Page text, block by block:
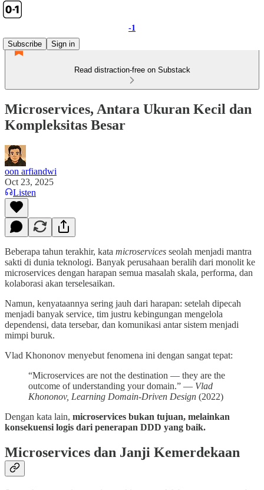
-1
Subscribe
Sign in
Read distraction-free on Substack
Microservices, Antara Ukuran Kecil dan
Kompleksitas Besar
oon arfiandwi
Oct 23, 2025
Listen
Beberapa tahun terakhir, kata microservices seolah menjadi mantra
sakti di dunia teknologi. Banyak perusahaan beralih dari monolit ke
microservices dengan harapan semua masalah skala, performa, dan
kolaborasi akan terselesaikan.
Namun, kenyataannya sering jauh dari harapan: setelah dipecah
menjadi banyak service, tim justru kebingungan mengelola
dependensi, data tersebar, dan komunikasi antar sistem menjadi
mimpi buruk.
Vlad Khononov menyebut fenomena ini dengan sangat tepat:
“Microservices are not the destination — they are the
outcome of understanding your domain.” — Vlad
Khononov, Learning Domain-Driven Design (2022)
Dengan kata lain, microservices bukan tujuan, melainkan
konsekuensi logis dari penerapan DDD yang baik.
Microservices dan Janji Kemerdekaan